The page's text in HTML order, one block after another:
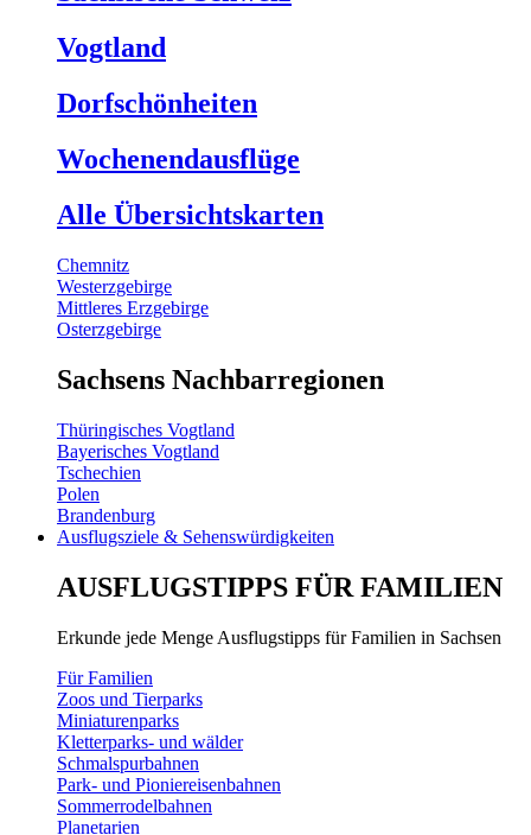
Vogtland
Dorfschönheiten
Wochenendausflüge
Alle Übersichtskarten
Chemnitz
Westerzgebirge
Mittleres Erzgebirge
Osterzgebirge
Sachsens Nachbarregionen
Thüringisches Vogtland
Bayerisches Vogtland
Tschechien
Polen
Brandenburg
Ausflugsziele & Sehenswürdigkeiten
AUSFLUGSTIPPS FÜR FAMILIEN
Erkunde jede Menge Ausflugstipps für Familien in Sachsen
Für Familien
Zoos und Tierparks
Miniaturenparks
Kletterparks- und wälder
Schmalspurbahnen
Park- und Pioniereisenbahnen
Sommerrodelbahnen
Planetarien